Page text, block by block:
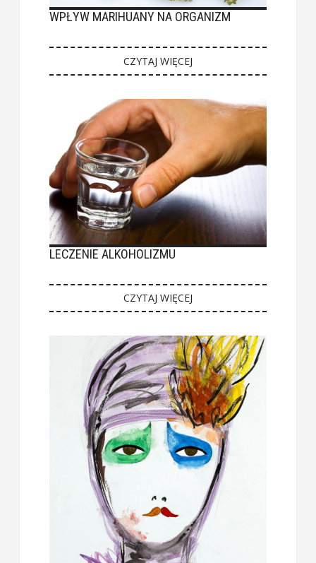
WPŁYW MARIHUANY NA ORGANIZM
CZYTAJ WIĘCEJ
LECZENIE ALKOHOLIZMU
CZYTAJ WIĘCEJ